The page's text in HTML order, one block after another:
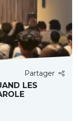
Partager
LES